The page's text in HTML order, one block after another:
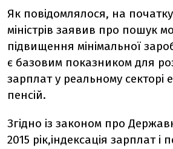
Як повідомлялося, на
міністрів заявив про пошук
підвищення мінімальної
є базовим показником для
зарплат у реальному секторі
пенсій.
Згідно із законом про
2015 рік,індексація зарплат і